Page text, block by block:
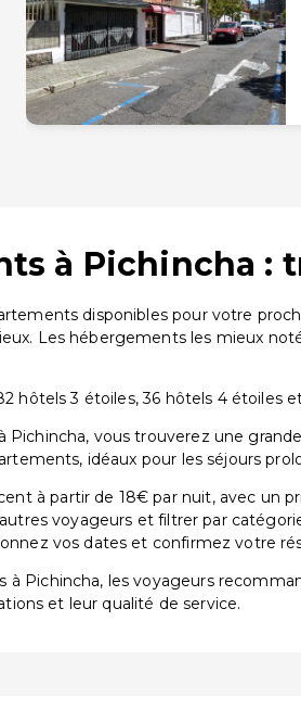
à Pichincha
disponibles pour votre
Les hébergements les mieux
hôtels 3 étoiles, 36 hôtels 4 étoiles
vous trouverez une
idéaux pour les séjours
à partir de 18€ par nuit, avec un
voyageurs et filtrer par
vos dates et confirmez votre
à Pichincha, les voyageurs
et leur qualité de service.